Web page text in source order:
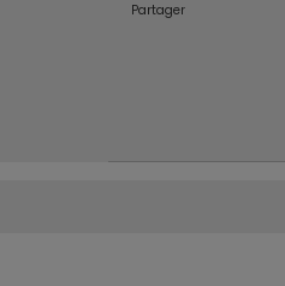
Partager